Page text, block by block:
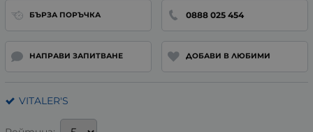
БЪРЗА ПОРЪЧКА 0888 025 454
НАПРАВИ ЗАПИТВАНЕ ДОБАВИ В ЛЮБИМИ
VITALER'S